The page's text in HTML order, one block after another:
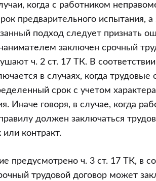
когда с работником
предварительного испытания,
подход следует признать
заключен срочный
ч. 2 ст. 17 ТК. В
в случаях, когда
срок с учетом
Иначе говоря, в случае, когда
должен заключаться
контракт.
предусмотрено ч. 3 ст. 17 ТК, в
трудовой договор может